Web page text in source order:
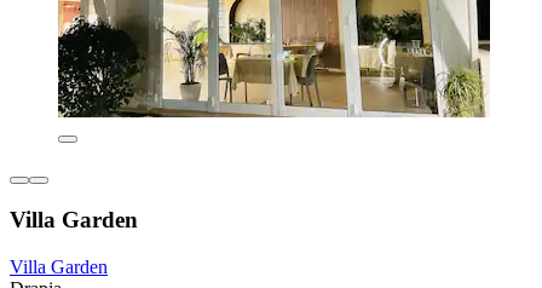
Villa Garden
Villa Garden